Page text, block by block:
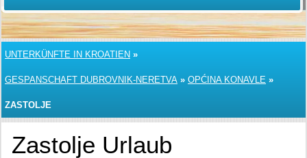
UNTERKÜNFTE IN KROATIEN »
GESPANSCHAFT DUBROVNIK-NERETVA » OPĆINA KONAVLE »
ZASTOLJE
Zastolje Urlaub